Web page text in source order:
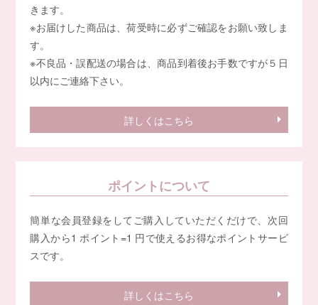
きます。
※お届けした商品は、荷受時に必ずご確認をお願い致しま
す。
※不良品・誤配送の場合は、商品到着後お手数ですが５日
以内にご連絡下さい。
詳しくはこちら
ポイントについて
簡単な会員登録をしてご購入していただくだけで、次回
購入から1 ポイント=1 円で使えるお得なポイントサービ
スです。
詳しくはこちら